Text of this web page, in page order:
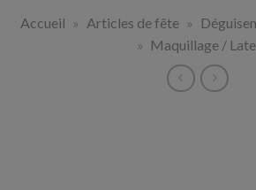
Accueil » Articles de fête »
» Maquillage /